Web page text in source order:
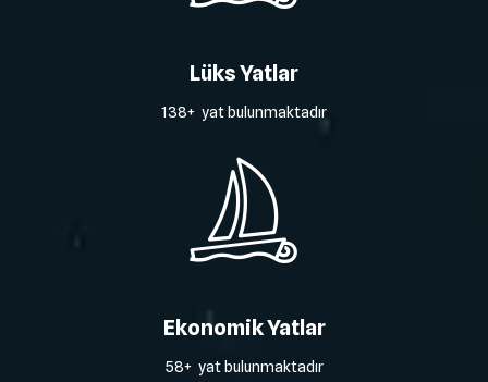
Lüks Yatlar
138+ yat bulunmaktadır
Ekonomik Yatlar
58+ yat bulunmaktadır